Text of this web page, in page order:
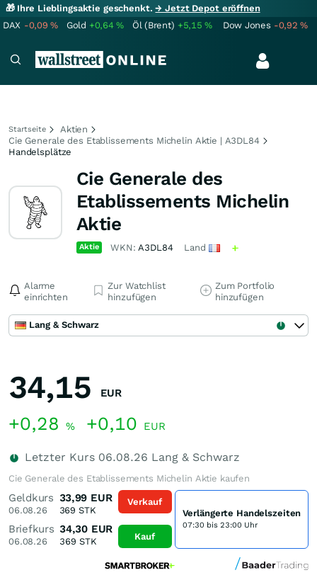
🎁 Ihre Lieblingsaktie geschenkt.→ Jetzt Depot eröffnen
DAX -0,09% Gold +0,64% Öl (Brent) +5,15% Dow Jones -0,92%
Startseite
Aktien
Cie Generale des Etablissements Michelin Aktie | A3DL84
Handelsplätze
Cie Generale des
Etablissements Michelin
Aktie
Aktie WKN:A3DL84 Land
Alarme
einrichten
Zur Watchlist
hinzufügen
Zum Portfolio
hinzufügen
Lang & Schwarz
34,15 EUR
+0,28 % +0,10 EUR
Letzter Kurs 06.08.26 Lang & Schwarz
Cie Generale des Etablissements Michelin Aktie kaufen
Geldkurs
06.08.26
33,99 EUR
369 STK
Briefkurs
06.08.26
34,30 EUR
369 STK
Verkauf
Kauf
Verlängerte Handelszeiten
07:30 bis 23:00 Uhr